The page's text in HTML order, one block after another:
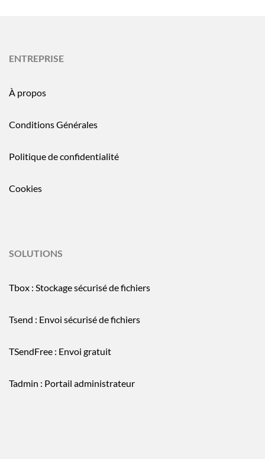
ENTREPRISE
À propos
Conditions Générales
Politique de confidentialité
Cookies
SOLUTIONS
Tbox : Stockage sécurisé de fichiers
Tsend : Envoi sécurisé de fichiers
TSendFree : Envoi gratuit
Tadmin : Portail administrateur